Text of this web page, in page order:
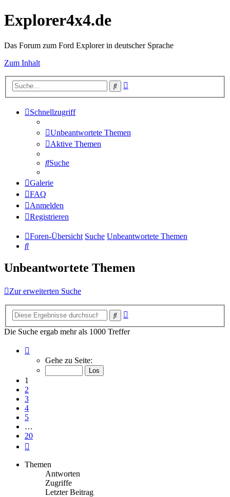
Explorer4x4.de
Das Forum zum Ford Explorer in deutscher Sprache
Zum Inhalt
Suche
Schnellzugriff
Unbeantwortete Themen
Aktive Themen
Suche
Galerie
FAQ
Anmelden
Registrieren
Foren-Übersicht Suche Unbeantwortete Themen
Suche
Unbeantwortete Themen
Zur erweiterten Suche
Suche
Die Suche ergab mehr als 1000 Treffer
von
Gehe zu Seite:
1
2
3
4
5
…
20
Themen
Antworten
Zugriffe
Letzter Beitrag